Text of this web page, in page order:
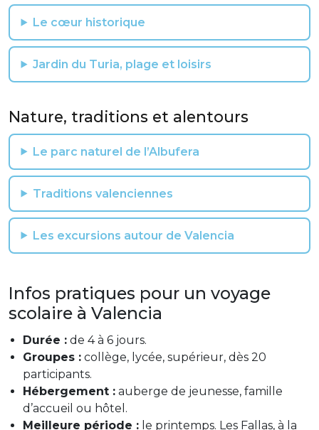
Le cœur historique
Jardin du Turia, plage et loisirs
Nature, traditions et alentours
Le parc naturel de l’Albufera
Traditions valenciennes
Les excursions autour de Valencia
Infos pratiques pour un voyage
scolaire à Valencia
Durée : de 4 à 6 jours.
Groupes : collège, lycée, supérieur, dès 20
participants.
Hébergement : auberge de jeunesse, famille
d’accueil ou hôtel.
Meilleure période : le printemps. Les Fallas, à la